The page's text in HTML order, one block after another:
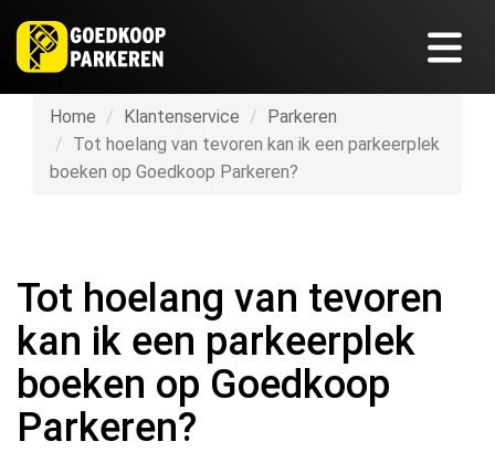
Home Klantenservice
Parkeren
Tot hoelang van tevoren kan ik een parkeerplek
boeken op Goedkoop Parkeren?
Tot hoelang van tevoren
kan ik een parkeerplek
boeken op Goedkoop
Parkeren?